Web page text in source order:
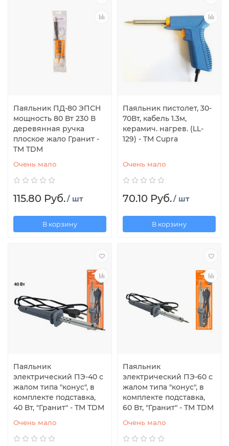
Паяльник ПД-80 ЭПСН
мощность 80 Вт 230 В
деревянная ручка
плоское жало Гранит -
TM TDM
Очень мало
115.80 Руб./ шт
В корзину
Паяльник пистолет, 30-
70Вт, кабель 1.3м,
керамич. нагрев. (LL-
129) - TM Cupra
Очень мало
70.10 Руб./ шт
В корзину
Паяльник
электрический ПЭ-40 с
жалом типа "конус", в
комплекте подставка,
40 Вт, "Гранит" - ТМ TDM
Очень мало
Паяльник
электрический ПЭ-60 с
жалом типа "конус", в
комплекте подставка,
60 Вт, "Гранит" - ТМ TDM
Очень мало